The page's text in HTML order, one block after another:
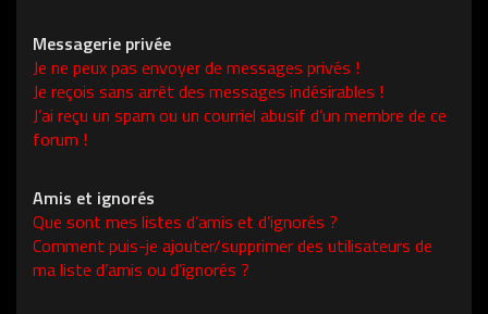
Messagerie privée
Je ne peux pas envoyer de messages privés !
Je reçois sans arrêt des messages indésirables !
J’ai reçu un spam ou un courriel abusif d’un membre de ce
forum !
Amis et ignorés
Que sont mes listes d’amis et d’ignorés ?
Comment puis-je ajouter/supprimer des utilisateurs de
ma liste d’amis ou d’ignorés ?